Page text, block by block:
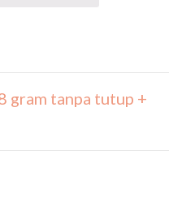
gram tanpa tutup +